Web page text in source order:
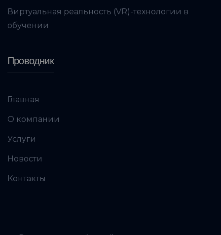
Виртуальная реальность (VR)-технологии в
обучении
Проводник
Главная
О компании
Услуги
Новости
Контакты